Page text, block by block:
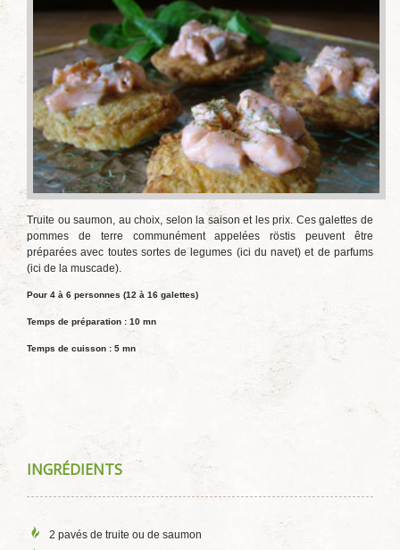
Truite ou saumon, au choix, selon la saison et les prix. Ces galettes de
pommes de terre communément appelées röstis peuvent être
préparées avec toutes sortes de legumes (ici du navet) et de parfums
(ici de la muscade).
Pour 4 à 6 personnes (12 à 16 galettes)
Temps de préparation : 10 mn
Temps de cuisson : 5 mn
INGRÉDIENTS
2 pavés de truite ou de saumon